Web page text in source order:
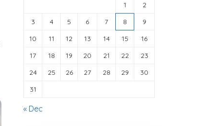
1
2
3
4 5 6 7 8
9
10
11 12 13 14 15
16
17
18 19 20 21 22
23
24
25 26 27 28 29
30
31
« Dec